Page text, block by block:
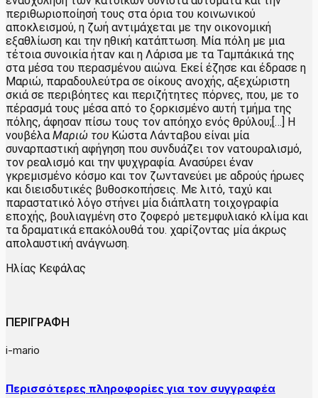
περιθωριοποίησή τους στα όρια του κοινωνικού
αποκλεισμού, η ζωή αντιμάχεται με την οικονομική
εξαθλίωση και την ηθική κατάπτωση. Μία πόλη με μια
τέτοια συνοικία ήταν και η Λάρισα με τα Ταμπάκικά της
στα μέσα του περασμένου αιώνα. Εκεί έζησε και έδρασε η
Μαριώ, παραδουλεύτρα σε οίκους ανοχής, αξεχώριστη
σκιά σε περιβόητες και περιζήτητες πόρνες, που, με το
πέρασμά τους μέσα από το ξορκισμένο αυτή τμήμα της
πόλης, άφησαν πίσω τους τον απόηχο ενός θρύλου;[…] Η
νουβέλα Μαριώ του Κώστα Λάνταβου είναι μία
συναρπαστική αφήγηση που συνδυάζει τον νατουραλισμό,
τον ρεαλισμό και την ψυχγραφία. Ανασύρει έναν
γκρεμισμένο κόσμο και τον ζωντανεύει με αδρούς ήρωες
και διεισδυτικές βυθοσκοπήσεις. Με λιτό, ταχύ και
παραστατικό λόγο στήνει μία διάπλατη τοιχογραφία
εποχής, βουλιαγμένη στο ζοφερό μετεμφυλιακό κλίμα και
τα δραματικά επακόλουθά του. χαρίζοντας μία άκρως
απολαυστική ανάγνωση.
Ηλίας Κεφάλας
ΠΕΡΙΓΡΑΦΗ
i-mario
Περισσότερες πληροφορίες για τον συγγραφέα